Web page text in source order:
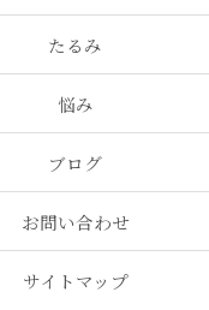
たるみ
悩み
ブログ
お問い合わせ
サイトマップ